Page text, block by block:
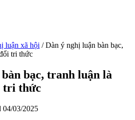
luận xã hội /Dàn ý nghị luận bàn bạc,
tri thức
bạc, tranh luận là
tri thức
04/03/2025